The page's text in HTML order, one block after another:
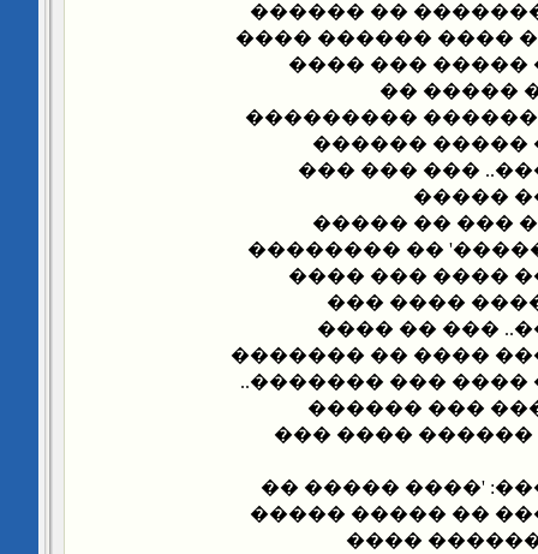
����� �� �����
���������� ����
����� �����
������
��������
����� �����
������ ����
����������
����� '�������
�� ������
��� ��
����� �����
����� �� ��������
����� �� ������
�� �� �����
������� ������
���� ������
������� ���
�� ����� ��